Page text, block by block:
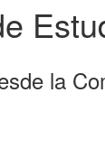
la